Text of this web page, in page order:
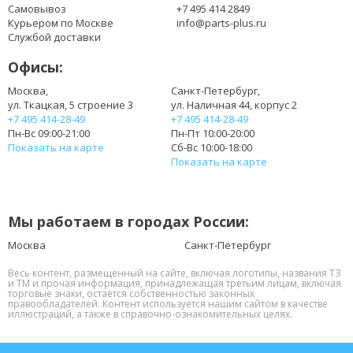
Самовывоз
Курьером по Москве
Службой доставки
+7 495 414 2849
info@parts-plus.ru
Офисы:
Москва,
ул. Ткацкая, 5 строение 3
+7 495 414-28-49
Пн-Вс 09:00-21:00
Показать на карте
Санкт-Петербург,
ул. Наличная 44, корпус 2
+7 495 414-28-49
Пн-Пт 10:00-20:00
Сб-Вс 10:00-18:00
Показать на карте
Мы работаем в городах России:
Москва Санкт-Петербург
Весь контент, размещенный на сайте, включая логотипы, названия ТЗ
и ТМ и прочая информация, принадлежащая третьим лицам, включая
торговые знаки, остается собственностью законных
правообладателей. Контент используется нашим сайтом в качестве
иллюстраций, а также в справочно-ознакомительных целях.